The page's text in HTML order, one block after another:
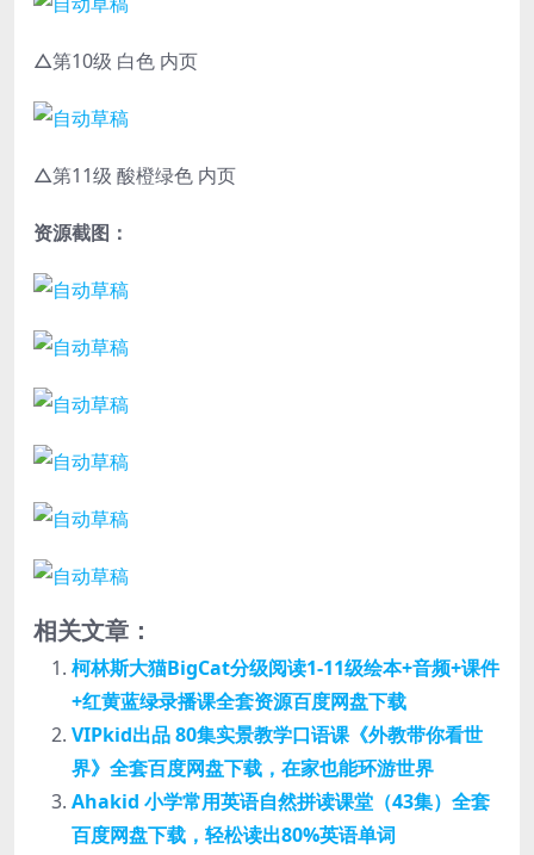
△第10级 白色 内页
△第11级 酸橙绿色 内页
资源截图：
相关文章：
柯林斯大猫BigCat分级阅读1-11级绘本+音频+课件
+红黄蓝绿录播课全套资源百度网盘下载
VIPkid出品 80集实景教学口语课《外教带你看世
界》全套百度网盘下载，在家也能环游世界
Ahakid 小学常用英语自然拼读课堂（43集）全套
百度网盘下载，轻松读出80%英语单词